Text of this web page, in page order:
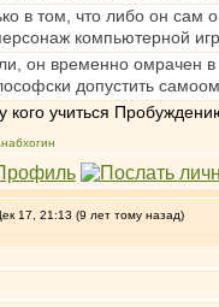
в том, что либо он сам
компьютерной
он временно омрачен в
допустить
учиться
17, 21:13 (9 лет тому назад)